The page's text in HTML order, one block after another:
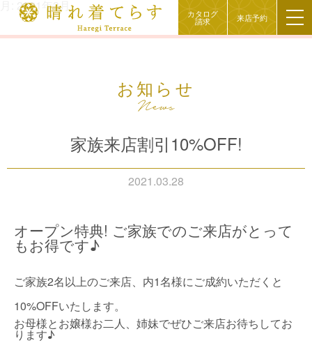
カタログ
請求 来店予約
2021年3月
お知らせ
家族来店割引10%OFF!
2021.03.28
オープン特典! ご家族でのご来店がとって
もお得です♪
ご家族2名以上のご来店、内1名様にご成約いただくと
10%OFFいたします。
お母様とお嬢様お二人、姉妹でぜひご来店お待ちしてお
ります♪